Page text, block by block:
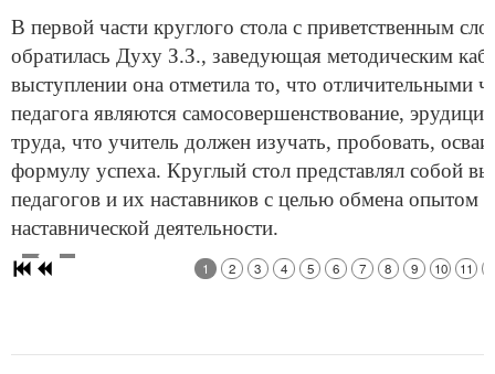
В первой части круглого стола с приветственным
обратилась Духу З.З., заведующая методическим
выступлении она отметила то, что отличительными
педагога являются самосовершенствование,
труда, что учитель должен изучать, пробовать,
формулу успеха. Круглый стол представлял собой
педагогов и их наставников с целью обмена опытом
наставнической деятельности.
1 2 3 4 5 6 7 8 9 10 11